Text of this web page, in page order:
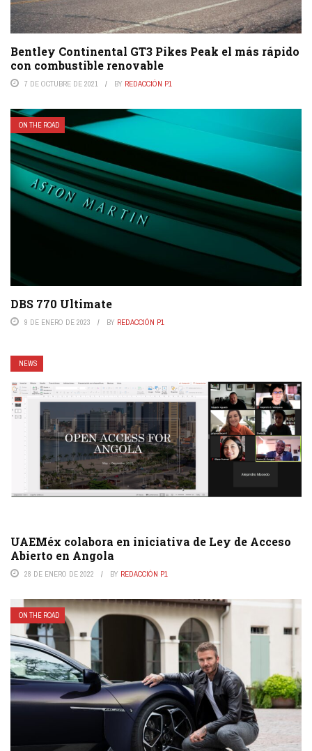
Bentley Continental GT3 Pikes Peak el más rápido
con combustible renovable
7 DE OCTUBRE DE 2021 BY REDACCIÓN P1
ON THE ROAD
DBS 770 Ultimate
9 DE ENERO DE 2023 BY REDACCIÓN P1
NEWS
UAEMéx colabora en iniciativa de Ley de Acceso
Abierto en Angola
28 DE ENERO DE 2022 BY REDACCIÓN P1
ON THE ROAD